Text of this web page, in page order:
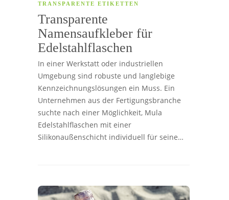
TRANSPARENTE ETIKETTEN
Transparente
Namensaufkleber für
Edelstahlflaschen
In einer Werkstatt oder industriellen
Umgebung sind robuste und langlebige
Kennzeichnungslösungen ein Muss. Ein
Unternehmen aus der Fertigungsbranche
suchte nach einer Möglichkeit, Mula
Edelstahlflaschen mit einer
Silikonaußenschicht individuell für seine…